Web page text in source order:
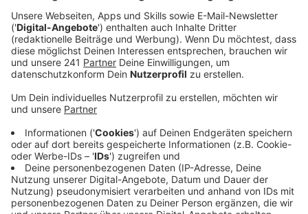
Anzeige
In dem Bericht steht, dass die Stadt grundsätzlich
eine Weisung zum Kauf oder Nichtkauf des
Grundstücks am Flugplatz geben durfte; allerdings sei
die Art und Weise problematisch gewesen, schreibt
das Rechnungsprüfungsamt. Es hätte dazu besser
vorher einen Ratsbeschluss geben sollen. Eine
strafrechtliche Relevanz sieht der Bericht aber nicht.
Oberbürgermeister Déus sei bei den Geschehnissen